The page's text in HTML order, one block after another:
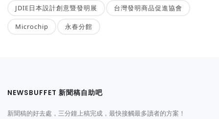
JDIE日本設計創意暨發明展 台灣發明商品促進協會
Microchip 永春分館
NEWSBUFFET 新聞稿自助吧
新聞稿的好去處，三分鐘上稿完成，最快接觸最多讀者的方案！